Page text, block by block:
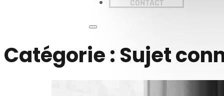
CONTACT
Catégorie : Sujet